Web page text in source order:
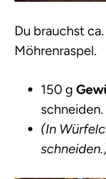
Du brauchst
Möhrenraspel.
150 g
schneiden.
(In